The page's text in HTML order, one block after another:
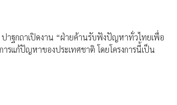
ฐกถาเปิดงาน “ฝ่ายค้านรับฟังปัญหาทั่วไทยเพื่อ
แก้ปัญหาของประเทศชาติ โดยโครงการนี้เป็น